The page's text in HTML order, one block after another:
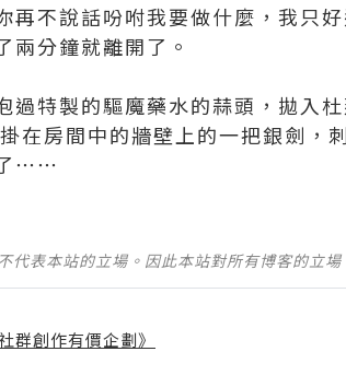
再不說話吩咐我要做什麼，我只
兩分鐘就離開了。
過特製的驅魔藥水的蒜頭，拋入
在房間中的牆壁上的一把銀劍，
了⋯⋯
代表本站的立場。因此本站對所有博客的立
群創作有價企劃》